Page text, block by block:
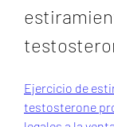
Ejercicio de
testosterone